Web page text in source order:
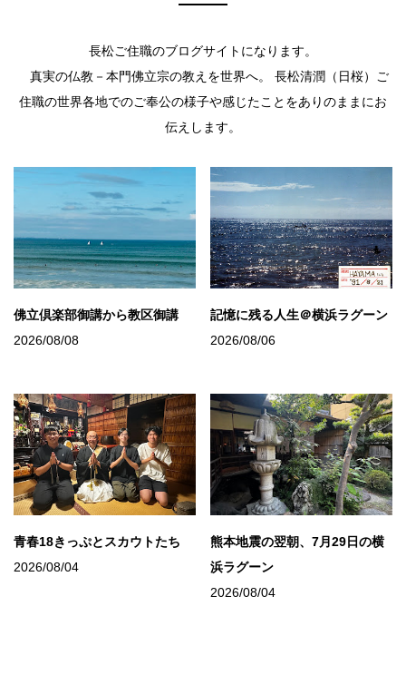
長松ご住職のブログサイトになります。
真実の仏教－本門佛立宗の教えを世界へ。 長松清潤（日桜）ご
住職の世界各地でのご奉公の様子や感じたことをありのままにお
伝えします。
佛立倶楽部御講から教区御講
2026/08/08
記憶に残る人生＠横浜ラグーン
2026/08/06
青春18きっぷとスカウトたち
2026/08/04
熊本地震の翌朝、7月29日の横
浜ラグーン
2026/08/04